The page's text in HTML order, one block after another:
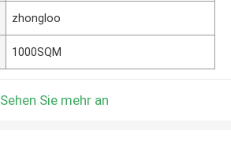
zhongloo
1000SQM
Sehen Sie mehr an